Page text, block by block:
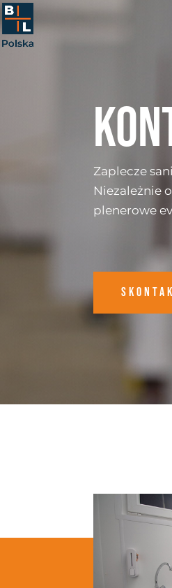
Zaplecze
Niezależnie
plenerowe